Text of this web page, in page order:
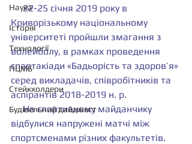
Наука
Історія
Технології
ПЦМБ
Стейкхолдери
Будівельний дайджест
     22-25 сiчня 2019 року в
Криворізькому національному
університетi пройшли змагання з
волейболу, в рамках проведення
спартакіади «Бадьорість та здоров’я»
серед викладачів, співробітників та
аспірантів 2018-2019 н. р.
     На спортивному майданчику
відбулися напружені матчі між
спортсменами різних факультетів.